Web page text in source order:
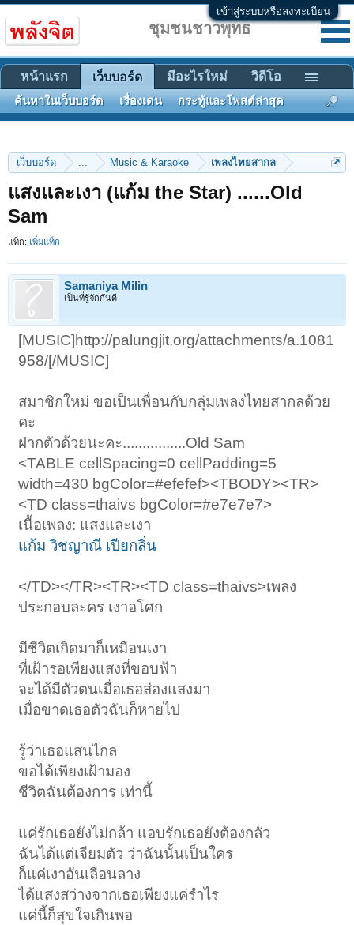
เข้าสู่ระบบหรือลงทะเบียน
เว็บบอร์ด ... Music & Karaoke เพลงไทยสากล
แสงและเงา (แก้ม the Star) ......Old
Sam
แท็ก: เพิ่มแท็ก
Samaniya Milin
เป็นที่รู้จักกันดี
[MUSIC]http://palungjit.org/attachments/a.1081
958/[/MUSIC]
สมาชิกใหม่ ขอเป็นเพื่อนกับกลุ่มเพลงไทยสากลด้วย
คะ
ฝากตัวด้วยนะคะ................Old Sam
<TABLE cellSpacing=0 cellPadding=5
width=430 bgColor=#efefef><TBODY><TR>
<TD class=thaivs bgColor=#e7e7e7>
เนื้อเพลง: แสงและเงา
แก้ม วิชญาณี เปียกลิ่น
</TD></TR><TR><TD class=thaivs>เพลง
ประกอบละคร เงาอโศก
มีชีวิตเกิดมาก็เหมือนเงา
ที่เฝ้ารอเพียงแสงที่ขอบฟ้า
จะได้มีตัวตนเมื่อเธอส่องแสงมา
เมื่อขาดเธอตัวฉันก็หายไป
รู้ว่าเธอแสนไกล
ขอได้เพียงเฝ้ามอง
ชีวิตฉันต้องการ เท่านี้
แค่รักเธอยังไม่กล้า แอบรักเธอยังต้องกลัว
ฉันได้แต่เจียมตัว ว่าฉันนั้นเป็นใคร
ก็แค่เงาอันเลือนลาง
ได้แสงสว่างจากเธอเพียงแค่รำไร
แค่นี้ก็สุขใจเกินพอ
ชุมชนชาวพุทธ
หน้าแรก เว็บบอร์ด
ค้นหาในเว็บบอร์ด เรื่องเด่น กระทู้และโพสต์ล่าสุด
มีอะไรใหม่ วิดีโอ